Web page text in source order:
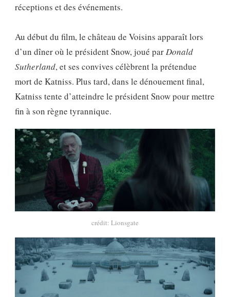
réceptions et des événements.
Au début du film, le château de Voisins apparaît lors
d’un dîner où le président Snow, joué parDonald
Sutherland, et ses convives célèbrent la prétendue
mort de Katniss. Plus tard, dans le dénouement final,
Katniss tente d’atteindre le président Snow pour mettre
fin à son règne tyrannique.
crédit: Lionsgate